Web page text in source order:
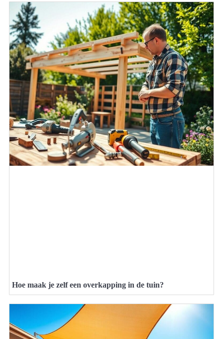
Hoe maak je zelf een overkapping in de tuin?